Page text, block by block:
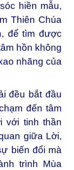
hiền mẫu,
Thiên Chúa
để tìm được
hồn không
nhãng của
đều bắt đầu
đến tâm
với tinh thần
giữa Lời,
biến đổi mà
trình Mùa